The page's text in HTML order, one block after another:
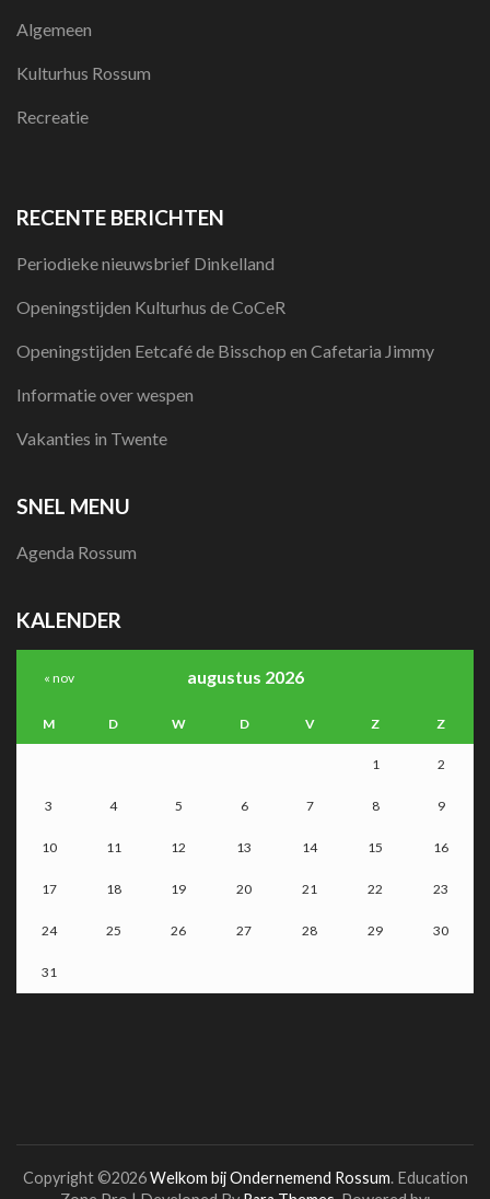
Algemeen
Kulturhus Rossum
Recreatie
RECENTE BERICHTEN
Periodieke nieuwsbrief Dinkelland
Openingstijden Kulturhus de CoCeR
Openingstijden Eetcafé de Bisschop en Cafetaria Jimmy
Informatie over wespen
Vakanties in Twente
SNEL MENU
Agenda Rossum
KALENDER
augustus 2026
M D W D V Z Z
1 2
3 4 5 6 7 8 9
10 11 12 13 14 15 16
17 18 19 20 21 22 23
24 25 26 27 28 29 30
31
« nov
Copyright ©2026Welkom bij Ondernemend Rossum.Education